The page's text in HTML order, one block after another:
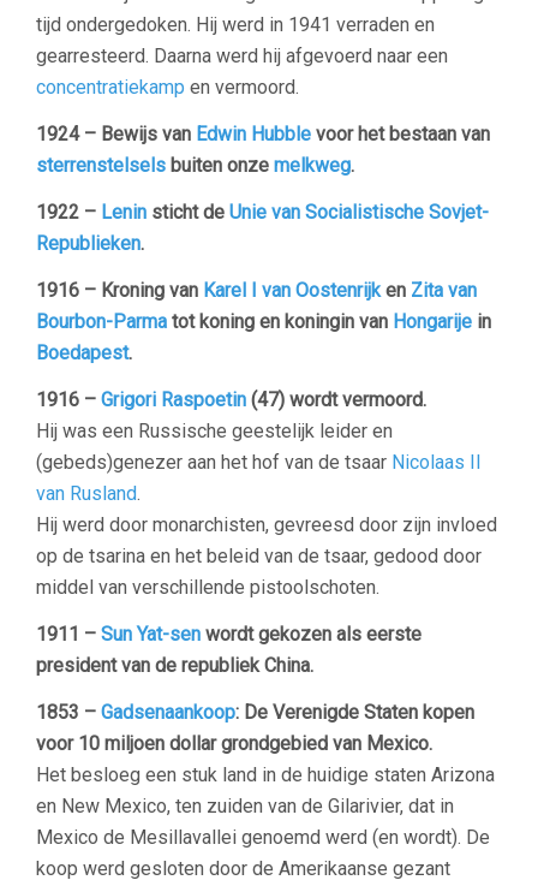
tijd ondergedoken. Hij werd in 1941 verraden en
gearresteerd. Daarna werd hij afgevoerd naar een
concentratiekamp en vermoord.
1924 – Bewijs van Edwin Hubble voor het bestaan van
sterrenstelsels buiten onze melkweg.
1922 – Lenin sticht de Unie van Socialistische Sovjet-
Republieken.
1916 – Kroning van Karel I van Oostenrijk en Zita van
Bourbon-Parma tot koning en koningin van Hongarije in
Boedapest.
1916 – Grigori Raspoetin (47) wordt vermoord.
Hij was een Russische geestelijk leider en
(gebeds)genezer aan het hof van de tsaar Nicolaas II
van Rusland.
Hij werd door monarchisten, gevreesd door zijn invloed
op de tsarina en het beleid van de tsaar, gedood door
middel van verschillende pistoolschoten.
1911 – Sun Yat-sen wordt gekozen als eerste
president van de republiek China.
1853 – Gadsenaankoop: De Verenigde Staten kopen
voor 10 miljoen dollar grondgebied van Mexico.
Het besloeg een stuk land in de huidige staten Arizona
en New Mexico, ten zuiden van de Gilarivier, dat in
Mexico de Mesillavallei genoemd werd (en wordt). De
koop werd gesloten door de Amerikaanse gezant